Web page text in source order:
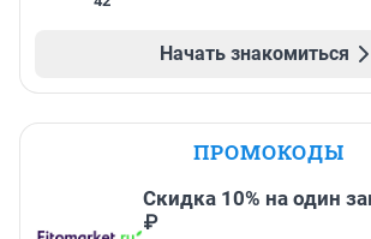
Начать знакомиться
ПРОМОКОДЫ
Скидка 10% на один
₽